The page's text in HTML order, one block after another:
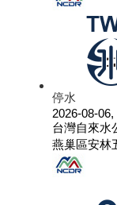
停水
2026-08-06,
台灣自來水
燕巢區安林